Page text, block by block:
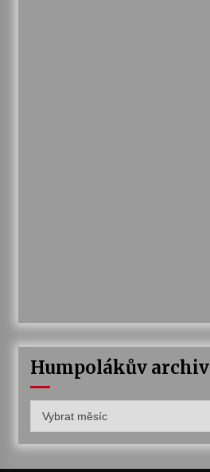
Humpolákův archiv
archiv